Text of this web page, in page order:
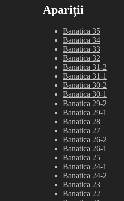
Apariții
Banatica 35
Banatica 34
Banatica 33
Banatica 32
Banatica 31-2
Banatica 31-1
Banatica 30-2
Banatica 30-1
Banatica 29-2
Banatica 29-1
Banatica 28
Banatica 27
Banatica 26-2
Banatica 26-1
Banatica 25
Banatica 24-1
Banatica 24-2
Banatica 23
Banatica 22